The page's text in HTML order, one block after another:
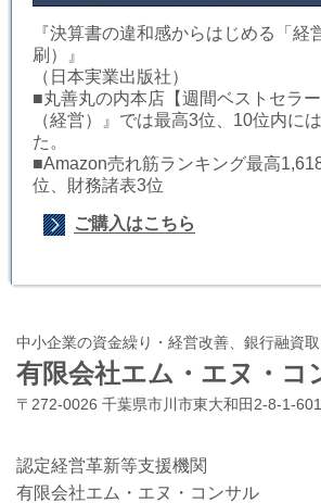
『決算書の違和感からはじめる「経
刷）』
（日本実業出版社）
■丸善丸の内本店【週間ベストセラ
（経営）』では最高3位、10位内に
た。
■Amazon売れ筋ランキング最高
位、財務諸表3位
ご購入はこちら
中小企業の資金繰り・経営改善、銀行融資
有限会社エム・エヌ・コ
〒272-0026 千葉県市川市東大和田2-8-1-601
認定経営革新等支援機関
有限会社エム・エヌ・コンサル